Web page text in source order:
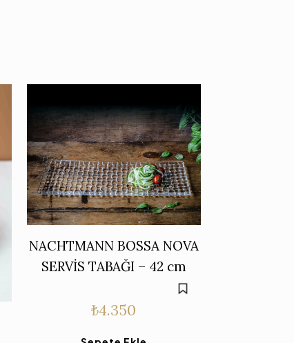
NACHTMANN BOSSA NOVA
SERVİS TABAĞI – 42 cm
₺4.350